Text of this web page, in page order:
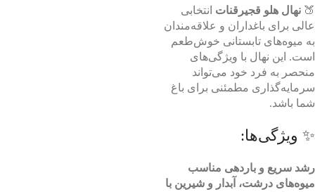
🍑 نهال هلو قجیرقنات انتخابی
عالی برای باغداران و علاقه‌مندان
به میوه‌های تابستانی خوش‌طعم
است. این نهال با ویژگی‌های
منحصر به فرد خود می‌تواند
سرمایه‌گذاری مطمئنی برای باغ
شما باشد.
✨ ویژگی‌ها:
رشد سریع و باردهی مناسب
میوه‌های درشت، آبدار و شیرین با